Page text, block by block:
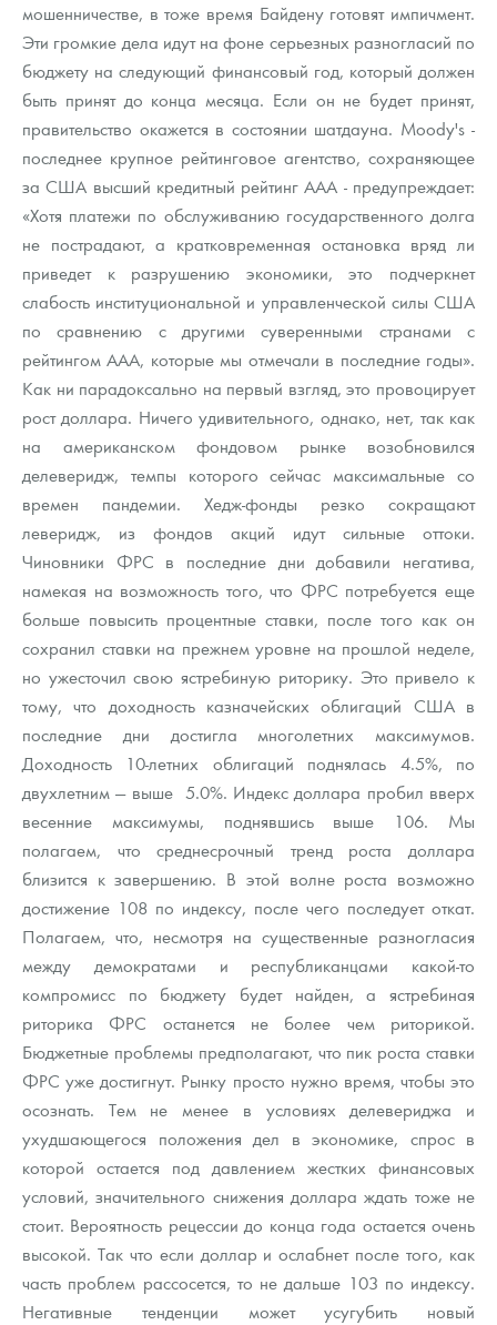
Гарри Поттер
Год Лошади
Флот: ледоколы и корабли
Жетоны "Необыкновенные обитатели глубин"
Ювелирные изделия
Русская нумизматика
Золотая карманная галерея
Наборы подарочных и коллекционных монет
Монеты и жетоны из недрагоценных металлов
Книги по нумизматике
Условия возврата
Монеты
Политика конфиденциальности
Политика использования Cookies
Положение по обработке и защите персональных данных
Письмо директору
Пресс-служба
мошенничестве, в тоже время Байдену готовят импичмент.
Эти громкие дела идут на фоне серьезных разногласий по
бюджету на следующий финансовый год, который должен
быть принят до конца месяца. Если он не будет принят,
правительство окажется в состоянии шатдауна. Moody's -
последнее крупное рейтинговое агентство, сохраняющее
за США высший кредитный рейтинг ААА - предупреждает:
«Хотя платежи по обслуживанию государственного долга
не пострадают, а кратковременная остановка вряд ли
приведет к разрушению экономики, это подчеркнет
слабость институциональной и управленческой силы США
по сравнению с другими суверенными странами с
рейтингом ААА, которые мы отмечали в последние годы».
Как ни парадоксально на первый взгляд, это провоцирует
рост доллара. Ничего удивительного, однако, нет, так как
на американском фондовом рынке возобновился
делеверидж, темпы которого сейчас максимальные со
времен пандемии. Хедж-фонды резко сокращают
леверидж, из фондов акций идут сильные оттоки.
Чиновники ФРС в последние дни добавили негатива,
намекая на возможность того, что ФРС потребуется еще
больше повысить процентные ставки, после того как он
сохранил ставки на прежнем уровне на прошлой неделе,
но ужесточил свою ястребиную риторику. Это привело к
тому, что доходность казначейских облигаций США в
последние дни достигла многолетних максимумов.
Доходность 10-летних облигаций поднялась 4.5%, по
двухлетним — выше 5.0%. Индекс доллара пробил вверх
весенние максимумы, поднявшись выше 106. Мы
полагаем, что среднесрочный тренд роста доллара
близится к завершению. В этой волне роста возможно
достижение 108 по индексу, после чего последует откат.
Полагаем, что, несмотря на существенные разногласия
между демократами и республиканцами какой-то
компромисс по бюджету будет найден, а ястребиная
риторика ФРС останется не более чем риторикой.
Бюджетные проблемы предполагают, что пик роста ставки
ФРС уже достигнут. Рынку просто нужно время, чтобы это
осознать. Тем не менее в условиях делевериджа и
ухудшающегося положения дел в экономике, спрос в
которой остается под давлением жестких финансовых
условий, значительного снижения доллара ждать тоже не
стоит. Вероятность рецессии до конца года остается очень
высокой. Так что если доллар и ослабнет после того, как
часть проблем рассосется, то не дальше 103 по индексу.
Негативные тенденции может усугубить новый